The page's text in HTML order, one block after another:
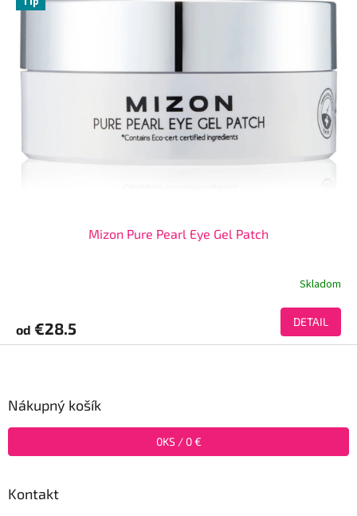
Mizon Pure Pearl Eye Gel Patch
Skladom
od €28.5 DETAIL
Nákupný košík
0KS / 0 €
Kontakt